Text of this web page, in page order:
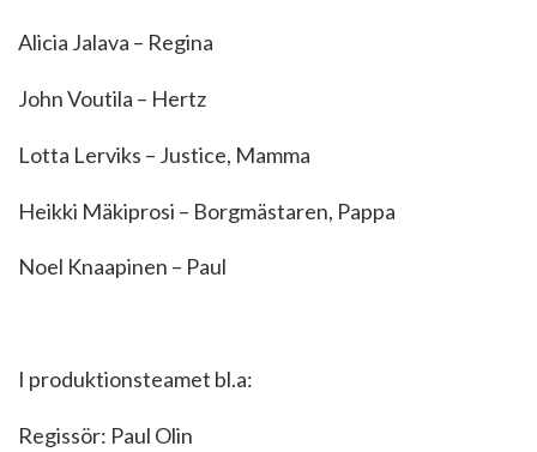
Alicia Jalava – Regina
John Voutila – Hertz
Lotta Lerviks – Justice, Mamma
Heikki Mäkiprosi – Borgmästaren, Pappa
Noel Knaapinen – Paul
I produktionsteamet bl.a:
Regissör: Paul Olin